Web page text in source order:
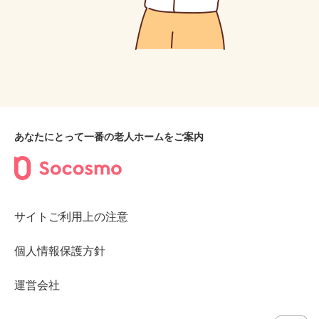
あなたにとって一番の老人ホームをご案内
サイトご利用上の注意
個人情報保護方針
運営会社